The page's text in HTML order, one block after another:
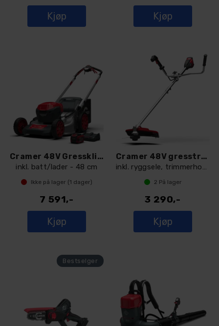
Kjøp Kjøp
Cramer 48V Gressklipper - 48LM48SPK4
inkl. batt/lader - 48 cm
Ikke på lager (1 dager)
7 591,-
Kjøp
Cramer 48V gresstrimmer 48TB10
inkl. ryggsele, trimmerhode og krattblad
2 På lager
3 290,-
Kjøp